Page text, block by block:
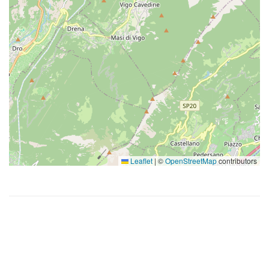
Leaflet | ©OpenStreetMapcontributors